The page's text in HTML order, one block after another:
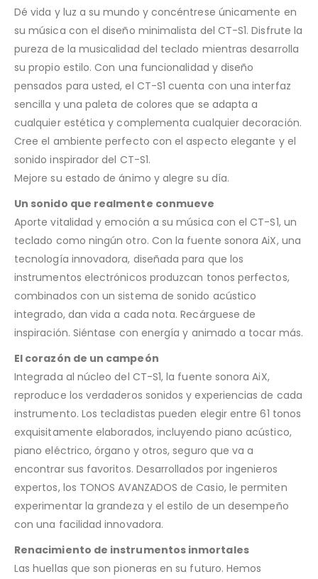
Dé vida y luz a su mundo y concéntrese únicamente en
su música con el diseño minimalista del CT-S1. Disfrute la
pureza de la musicalidad del teclado mientras desarrolla
su propio estilo. Con una funcionalidad y diseño
pensados para usted, el CT-S1 cuenta con una interfaz
sencilla y una paleta de colores que se adapta a
cualquier estética y complementa cualquier decoración.
Cree el ambiente perfecto con el aspecto elegante y el
sonido inspirador del CT-S1.
Mejore su estado de ánimo y alegre su día.
Un sonido que realmente conmueve
Aporte vitalidad y emoción a su música con el CT-S1, un
teclado como ningún otro. Con la fuente sonora AiX, una
tecnología innovadora, diseñada para que los
instrumentos electrónicos produzcan tonos perfectos,
combinados con un sistema de sonido acústico
integrado, dan vida a cada nota. Recárguese de
inspiración. Siéntase con energía y animado a tocar más.
El corazón de un campeón
Integrada al núcleo del CT-S1, la fuente sonora AiX,
reproduce los verdaderos sonidos y experiencias de cada
instrumento. Los tecladistas pueden elegir entre 61 tonos
exquisitamente elaborados, incluyendo piano acústico,
piano eléctrico, órgano y otros, seguro que va a
encontrar sus favoritos. Desarrollados por ingenieros
expertos, los TONOS AVANZADOS de Casio, le permiten
experimentar la grandeza y el estilo de un desempeño
con una facilidad innovadora.
Renacimiento de instrumentos inmortales
Las huellas que son pioneras en su futuro. Hemos